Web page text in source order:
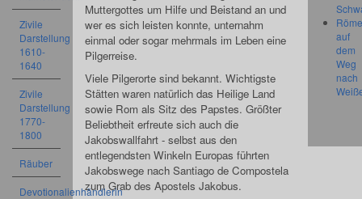
Muttergottes um Hilfe und Beistand an und
wer es sich leisten konnte, unternahm
einmal oder sogar mehrmals im Leben eine
Pilgerreise.
Viele Pilgerorte sind bekannt. Wichtigste
Stätten waren natürlich das Heilige Land
sowie Rom als Sitz des Papstes. Größter
Beliebtheit erfreute sich auch die
Jakobswallfahrt - selbst aus den
entlegendsten Winkeln Europas führten
Jakobswege nach Santiago de Compostela
zum Grab des Apostels Jakobus.
Zivile
Darstellung
1610-
1640
Zivile
Darstellung
1770-
1800
Räuber
Devotionalienhändlerin
auf
dem
Weg
nach